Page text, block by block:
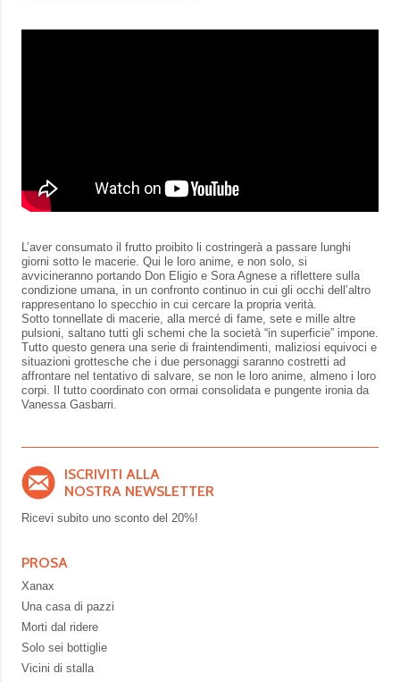
L’aver consumato il frutto proibito li costringerà a passare lunghi
giorni sotto le macerie. Qui le loro anime, e non solo, si
avvicineranno portando Don Eligio e Sora Agnese a riflettere sulla
condizione umana, in un confronto continuo in cui gli occhi dell’altro
rappresentano lo specchio in cui cercare la propria verità.
Sotto tonnellate di macerie, alla mercé di fame, sete e mille altre
pulsioni, saltano tutti gli schemi che la società “in superficie” impone.
Tutto questo genera una serie di fraintendimenti, maliziosi equivoci e
situazioni grottesche che i due personaggi saranno costretti ad
affrontare nel tentativo di salvare, se non le loro anime, almeno i loro
corpi. Il tutto coordinato con ormai consolidata e pungente ironia da
Vanessa Gasbarri.
ISCRIVITI ALLA
NOSTRA NEWSLETTER
Ricevi subito uno sconto del 20%!
PROSA
Xanax
Una casa di pazzi
Morti dal ridere
Solo sei bottiglie
Vicini di stalla